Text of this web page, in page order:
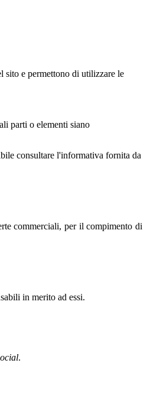
sito e permettono di utilizzare le
parti o elementi siano
consultare l'informativa fornita da
commerciali, per il compimento di
in merito ad essi.
.